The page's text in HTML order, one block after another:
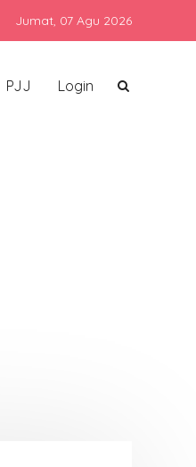
di era global dengan
Jumat, 07 Agu 2026
PJJ Login